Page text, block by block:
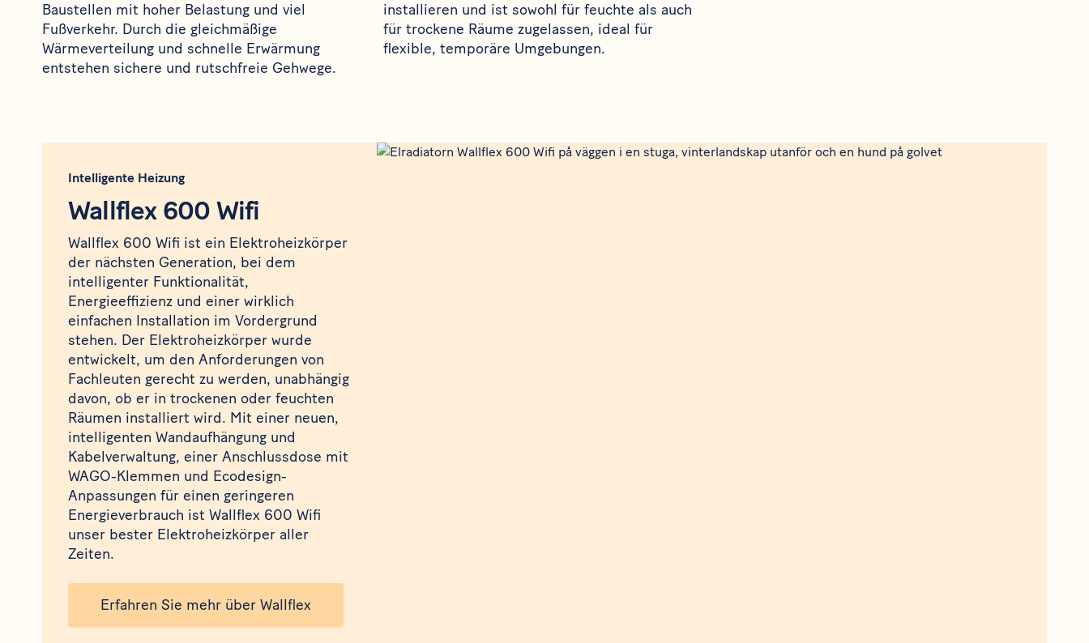
Baustellen mit hoher Belastung und viel
Fußverkehr. Durch die gleichmäßige
Wärmeverteilung und schnelle Erwärmung
entstehen sichere und rutschfreie Gehwege.
installieren und ist sowohl für feuchte als auch
für trockene Räume zugelassen, ideal für
flexible, temporäre Umgebungen.
Intelligente Heizung
Wallflex 600 Wifi
Wallflex 600 Wifi ist ein Elektroheizkörper
der nächsten Generation, bei dem
intelligenter Funktionalität,
Energieeffizienz und einer wirklich
einfachen Installation im Vordergrund
stehen. Der Elektroheizkörper wurde
entwickelt, um den Anforderungen von
Fachleuten gerecht zu werden, unabhängig
davon, ob er in trockenen oder feuchten
Räumen installiert wird. Mit einer neuen,
intelligenten Wandaufhängung und
Kabelverwaltung, einer Anschlussdose mit
WAGO-Klemmen und Ecodesign-
Anpassungen für einen geringeren
Energieverbrauch ist Wallflex 600 Wifi
unser bester Elektroheizkörper aller
Zeiten.
Erfahren Sie mehr über Wallflex